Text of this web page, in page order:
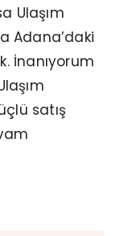
Ulaşım
Adana’daki
İnanıyorum
satış